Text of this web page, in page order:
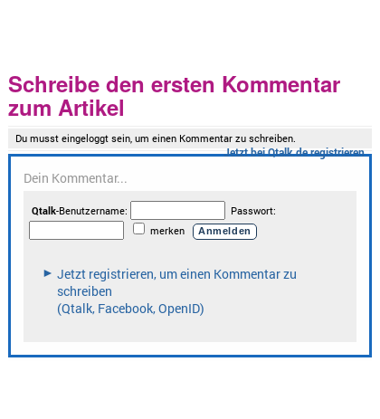
Schreibe den ersten Kommentar
zum Artikel